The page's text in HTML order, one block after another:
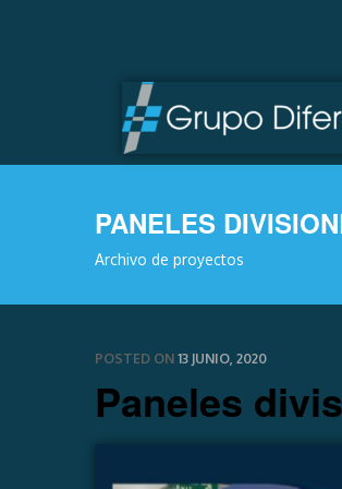
PANELES
Archivo de proyectos
POSTED ON 13 JUNIO, 2020
Paneles